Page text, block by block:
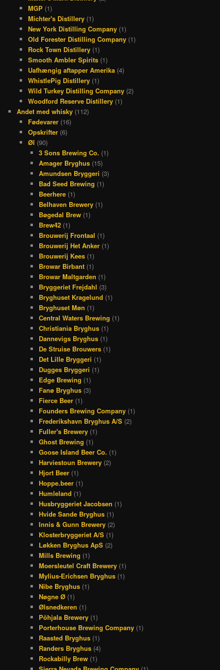
MGP(1)
Michter's Distillery(1)
New York Distilling Company(1)
Old Forester Distilling Company(1)
Rock Town Distillery(1)
Smooth Ambler Spirits(1)
Uafhængig aftapper Amerika(4)
WhistlePig Distillery(1)
Wild Turkey Distilling Company(2)
Woodford Reserve Distillery(1)
Andet med whisky (112)
Fødevarer(16)
Opskrifter(6)
Øl (90)
3 Sons Brewing Co. (1)
Amager Bryghus (15)
Amundsen Bryggeri (3)
Bad Seed Brewing (1)
Beerhere (1)
Belhaven Brewery (1)
Bøgedal Brew (1)
Brew42 (1)
Brouwerij Frontaal (1)
Brouwerij Het Anker (1)
Brouwerij Kees (1)
Browar Birbant (1)
Browar Maltgarden (1)
Bryggeriet Frejdahl (3)
Bryghuset Kragelund (1)
Bryghuset Møn (1)
Central Waters Brewing (1)
Christiania Bryghus (1)
Dannevigs Bryghus (1)
De Struise Brouwers (1)
Det Lille Bryggeri (1)
Dugges Bryggeri (1)
Edge Brewing (1)
Fanø Bryghus (3)
Fierce Beer (1)
Founders Brewing Company (1)
Frederikshavn Bryghus A/S (2)
Fuller's Brewery (1)
Ghost Brewing (1)
Goose Island Beer Co. (1)
Harviestoun Brewery (2)
Hjort Beer (1)
Hoppe.beer (1)
Humleland (1)
Husbryggeriet Jacobsen (1)
Hvide Sande Bryghus (1)
Innis & Gunn Brewery (2)
Klosterbryggeriet A/S (1)
Løkken Bryghus ApS (2)
Mills Brewing (1)
Moersleutel Craft Brewery (1)
Mylius-Erichsen Bryghus (1)
Nibe Bryghus (1)
Nøgne Ø (1)
Ølsnedkeren (1)
Põhjala Brewery (1)
Porterhouse Brewing Company (1)
Raasted Bryghus (1)
Randers Bryghus (4)
Rockabilly Brew (1)